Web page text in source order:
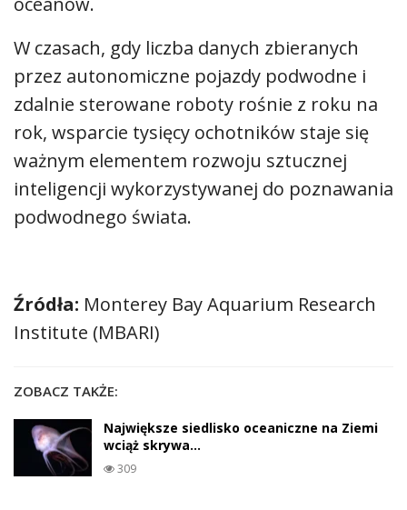
W czasach, gdy liczba danych zbieranych
przez autonomiczne pojazdy podwodne i
zdalnie sterowane roboty rośnie z roku na
rok, wsparcie tysięcy ochotników staje się
ważnym elementem rozwoju sztucznej
inteligencji wykorzystywanej do poznawania
podwodnego świata.
Źródła: Monterey Bay Aquarium Research
Institute (MBARI)
ZOBACZ TAKŻE:
Największe siedlisko oceaniczne na Ziemi
wciąż skrywa…
309